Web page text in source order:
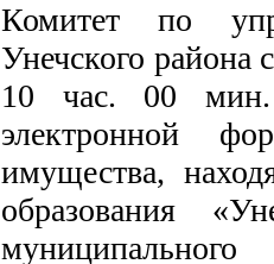
Комитет по
Унечского района
10 час. 00 мин.
электронной
имущества,
образования